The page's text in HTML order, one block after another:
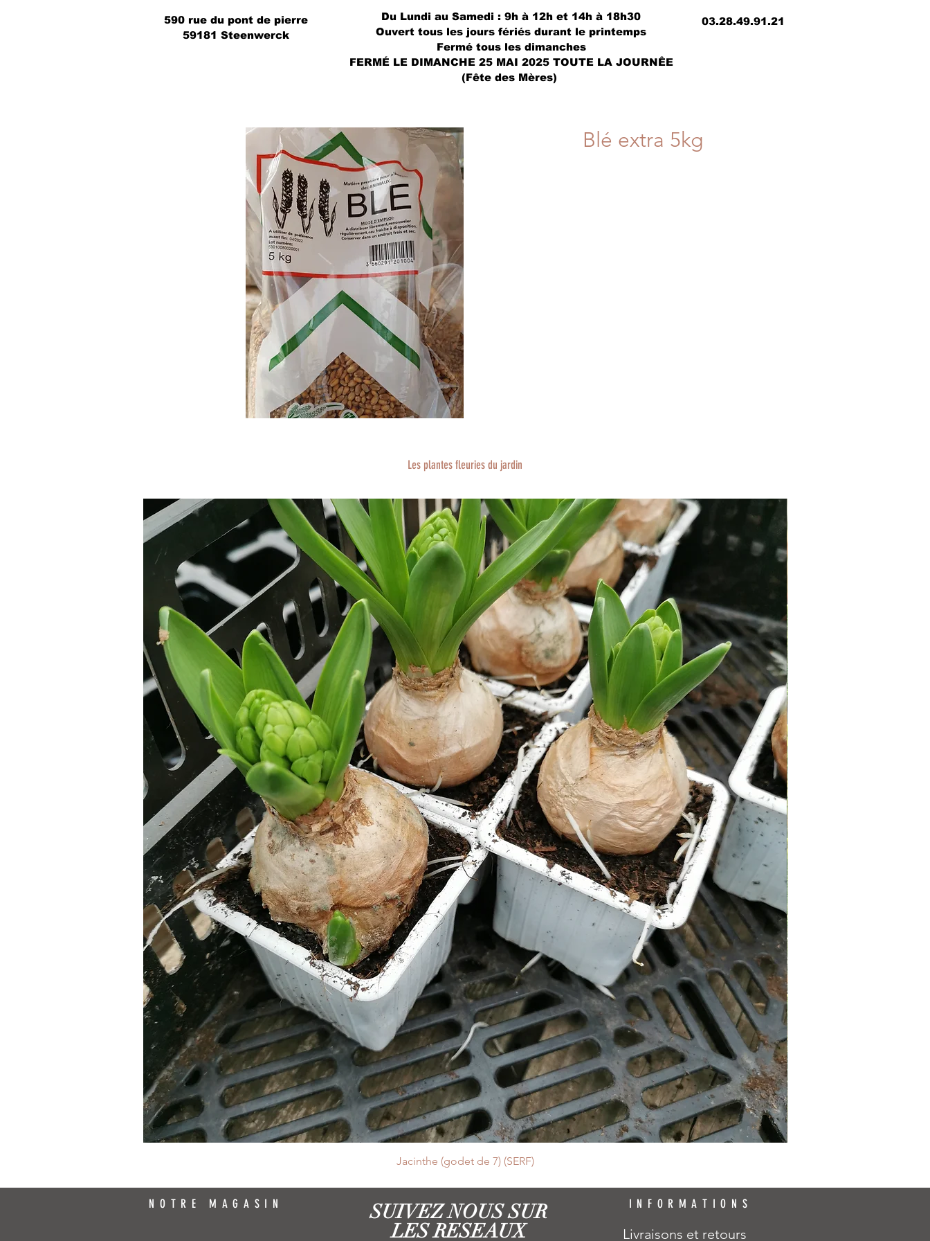
590 rue du pont de pierre
59181 Steenwerck
Du Lundi au Samedi : 9h à 12h et 14h à 18h30
Ouvert tous les jours fériés durant le printemps
Fermé tous les dimanches
FERMÉ LE DIMANCHE 25 MAI 2025 TOUTE LA JOURNÊE
(Fête des Mères)
03.28.49.91.21
Blé extra 5kg
Les plantes fleuries du jardin
Jacinthe (godet de 7) (SERF)
NOTRE MAGASIN
SUIVEZ NOUS SUR
LES RESEAUX
INFORMATIONS
Livraisons et retours